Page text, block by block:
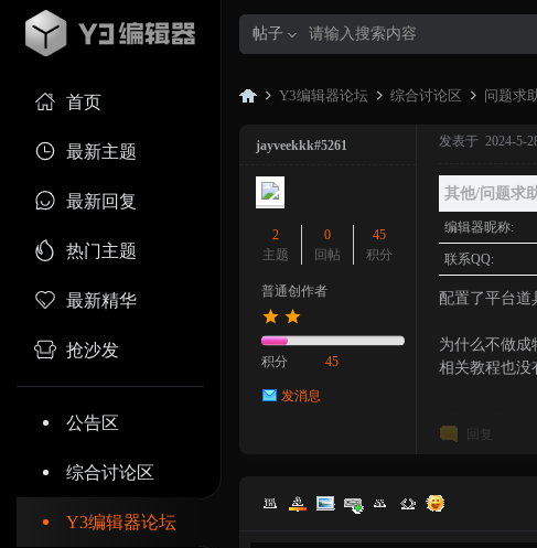
首页
最新主题
最新回复
热门主题
最新精华
抢沙发
公告区
综合讨论区
Y3编辑器论坛
帖子
»
Y3编辑器论坛 综合讨论区
›
问题求
jayveekkk#5261
2
主题
0
回帖
45
积分
普通创作者
积分 45
发消息
发表于 2024-5-
其他/问题求
编辑器昵称:
联系QQ:
配置了平台道
为什么不做成
相关教程也没
回复